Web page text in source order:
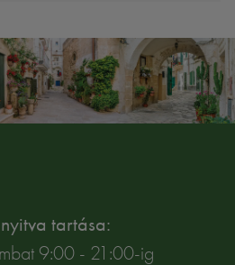
tartása:
9:00 - 21:00-ig